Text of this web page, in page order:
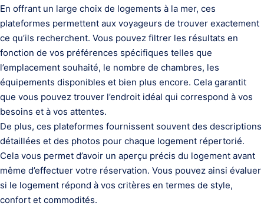
En offrant un large choix de logements à la mer, ces
plateformes permettent aux voyageurs de trouver exactement
ce qu’ils recherchent. Vous pouvez filtrer les résultats en
fonction de vos préférences spécifiques telles que
l’emplacement souhaité, le nombre de chambres, les
équipements disponibles et bien plus encore. Cela garantit
que vous pouvez trouver l’endroit idéal qui correspond à vos
besoins et à vos attentes.
De plus, ces plateformes fournissent souvent des descriptions
détaillées et des photos pour chaque logement répertorié.
Cela vous permet d’avoir un aperçu précis du logement avant
même d’effectuer votre réservation. Vous pouvez ainsi évaluer
si le logement répond à vos critères en termes de style,
confort et commodités.